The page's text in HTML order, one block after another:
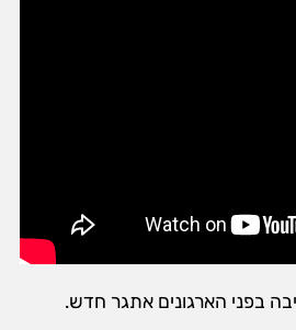
בפני הארגונים אתגר חדש.